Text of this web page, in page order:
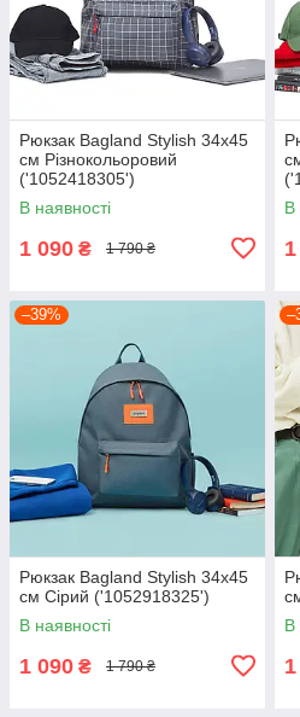
Рюкзак Bagland Stylish 34х45
см Різнокольоровий
('1052418305')
В наявності
1 090 ₴ 1 790 ₴
В
–39%
Рюкзак Bagland Stylish 34х45
см Сірий ('1052918325')
В наявності
1 090 ₴ 1 790 ₴
В